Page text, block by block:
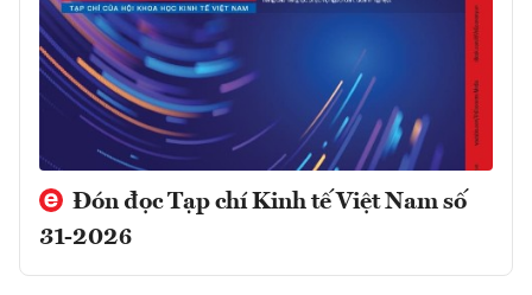
Đón đọc Tạp chí Kinh tế Việt Nam số
31-2026